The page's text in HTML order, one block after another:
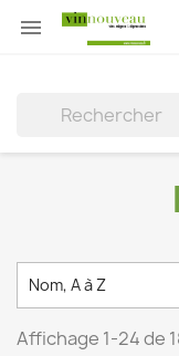

Nom, A à Z
Affichage 1-24 de